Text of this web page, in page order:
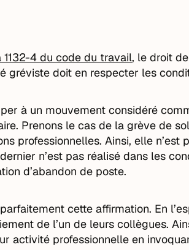
1132-4 du code du travail, le droit
gréviste doit en respecter les
à un mouvement considéré
Prenons le cas de la grève de
professionnelles. Ainsi, elle n’est
n’est pas réalisé dans les
d’abandon de poste.
cette affirmation. En
de l’un de leurs collègues.
activité professionnelle en